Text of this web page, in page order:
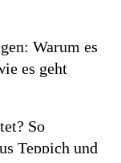
Warum es
es geht
So
Teppich und